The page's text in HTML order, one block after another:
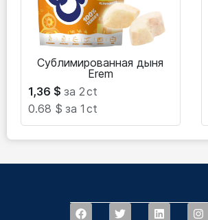
Сублимированная дыня
Erem
1,36 $ за 2ct
0.68 $ за 1 ct